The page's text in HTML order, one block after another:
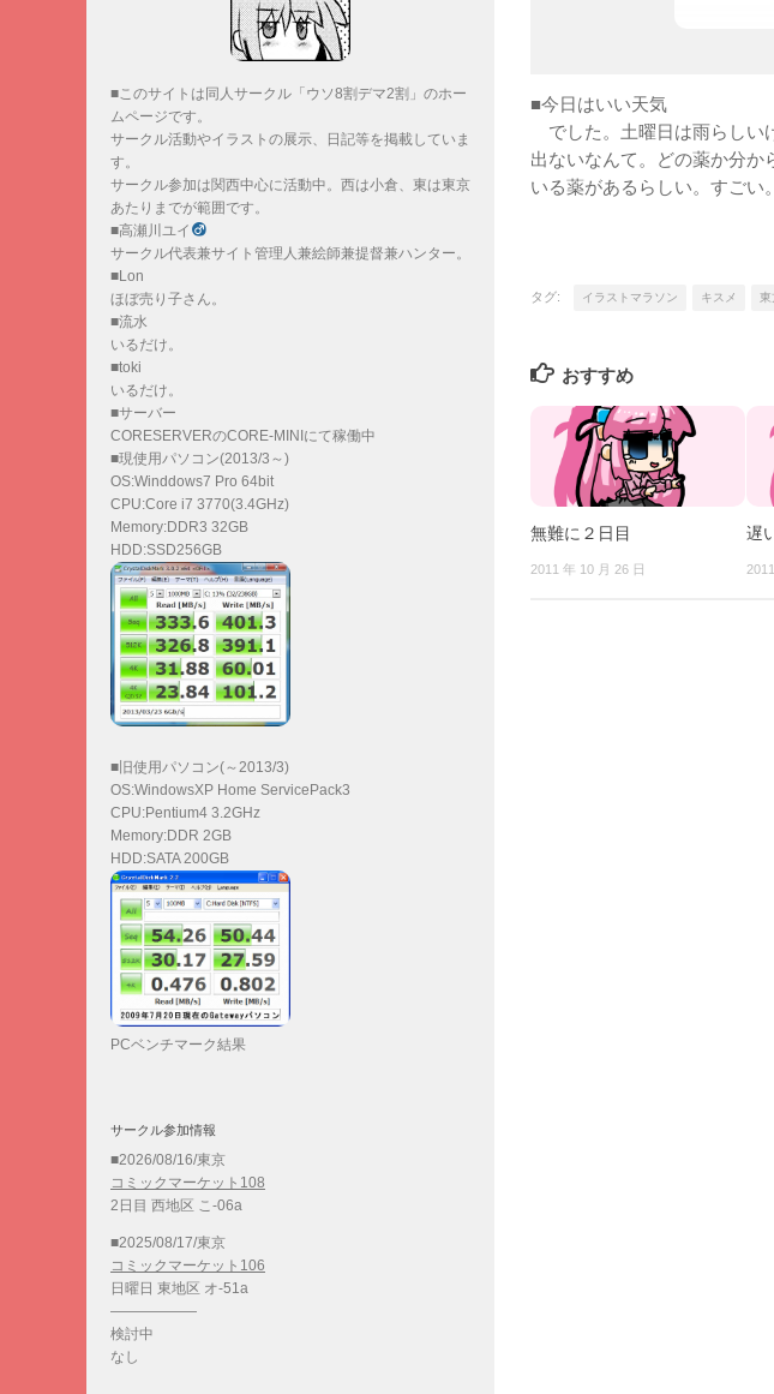
■今日はいい天気
でした。土曜日は雨らしい
出ないなんて。どの薬か分か
いる薬があるらしい。すごい
タグ: イラストマラソン キスメ 東
おすすめ
無難に２日目
2011 年 10 月 26 日
遅
■このサイトは同人サークル「ウソ8割デマ2割」のホー
ムページです。
サークル活動やイラストの展示、日記等を掲載していま
す。
サークル参加は関西中心に活動中。西は小倉、東は東京
あたりまでが範囲です。
■高瀬川ユイ
サークル代表兼サイト管理人兼絵師兼提督兼ハンター。
■Lon
ほぼ売り子さん。
■流水
いるだけ。
■toki
いるだけ。
■サーバー
CORESERVERのCORE-MINIにて稼働中
■現使用パソコン(2013/3～)
OS:Winddows7 Pro 64bit
CPU:Core i7 3770(3.4GHz)
Memory:DDR3 32GB
HDD:SSD256GB
■旧使用パソコン(～2013/3)
OS:WindowsXP Home ServicePack3
CPU:Pentium4 3.2GHz
Memory:DDR 2GB
HDD:SATA 200GB
PCベンチマーク結果
サークル参加情報
■2026/08/16/東京
コミックマーケット108
2日目 西地区 こ-06a
■2025/08/17/東京
コミックマーケット106
日曜日 東地区 オ-51a
——————
検討中
なし